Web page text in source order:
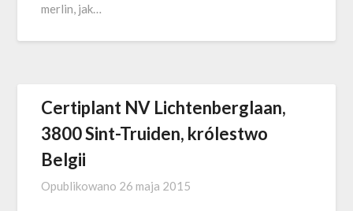
merlin, jak…
Certiplant NV Lichtenberglaan,
3800 Sint-Truiden, królestwo
Belgii
Opublikowano 26 maja 2015